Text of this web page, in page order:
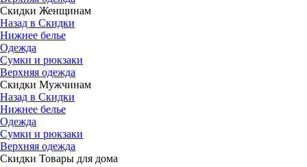
Скидки Женщинам
Назад в Скидки
Нижнее белье
Одежда
Сумки и рюкзаки
Верхняя одежда
Скидки Мужчинам
Назад в Скидки
Нижнее белье
Одежда
Сумки и рюкзаки
Верхняя одежда
Скидки Товары для дома